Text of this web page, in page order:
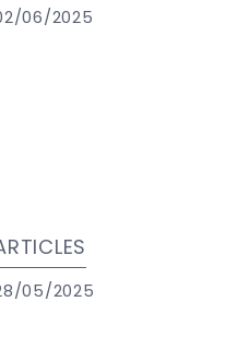
06/2025
05/2025